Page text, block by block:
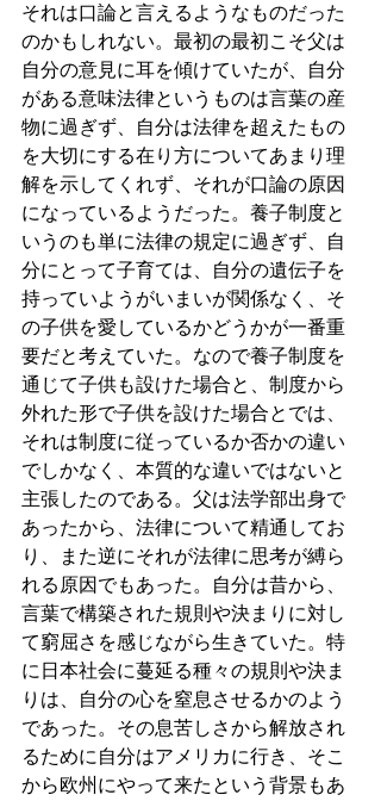
それは口論と言えるようなものだった
のかもしれない。最初の最初こそ父は
自分の意見に耳を傾けていたが、自分
がある意味法律というものは言葉の産
物に過ぎず、自分は法律を超えたもの
を大切にする在り方についてあまり理
解を示してくれず、それが口論の原因
になっているようだった。養子制度と
いうのも単に法律の規定に過ぎず、自
分にとって子育ては、自分の遺伝子を
持っていようがいまいが関係なく、そ
の子供を愛しているかどうかが一番重
要だと考えていた。なので養子制度を
通じて子供も設けた場合と、制度から
外れた形で子供を設けた場合とでは、
それは制度に従っているか否かの違い
でしかなく、本質的な違いではないと
主張したのである。父は法学部出身で
あったから、法律について精通してお
り、また逆にそれが法律に思考が縛ら
れる原因でもあった。自分は昔から、
言葉で構築された規則や決まりに対し
て窮屈さを感じながら生きていた。特
に日本社会に蔓延る種々の規則や決ま
りは、自分の心を窒息させるかのよう
であった。その息苦しさから解放され
るために自分はアメリカに行き、そこ
から欧州にやって来たという背景もあ